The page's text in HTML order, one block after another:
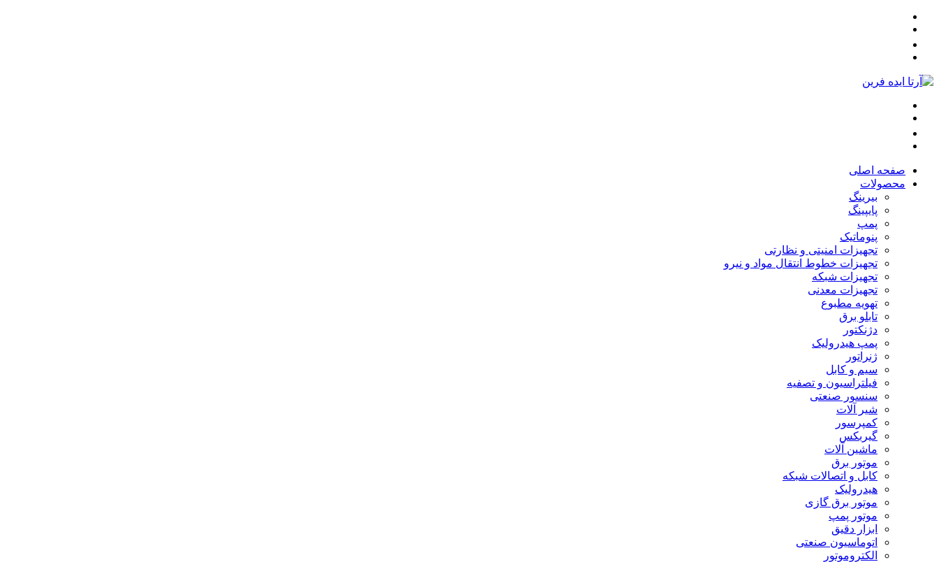
صفحه اصلی
محصولات
بیرینگ
پایپینگ
پمپ
پنوماتیک
تجهیزات امنیتی و نظارتی
تجهیزات خطوط انتقال مواد و نیرو
تجهیزات شبکه
تجهیزات معدنی
تهویه مطبوع
تابلو برق
دژنکتور
پمپ هیدرولیک
ژنراتور
سیم و کابل
فیلتراسیون و تصفیه
سنسور صنعتی
شیر آلات
کمپرسور
گیربکس
ماشین آلات
موتور برق
کابل و اتصالات شبکه
هیدرولیک
موتور برق گازی
موتور پمپ
ابزار دقیق
اتوماسیون صنعتی
الکتروموتور